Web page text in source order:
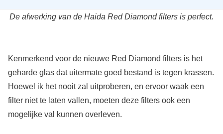
De afwerking van de Haida Red Diamond filters is perfect.
Kenmerkend voor de nieuwe Red Diamond filters is het
geharde glas dat uitermate goed bestand is tegen krassen.
Hoewel ik het nooit zal uitproberen, en ervoor waak een
filter niet te laten vallen, moeten deze filters ook een
mogelijke val kunnen overleven.